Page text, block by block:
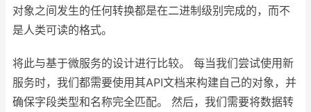
对象之间发生的任何转换都是在二进制级别完成的，而不
是人类可读的格式。
将此与基于微服务的设计进行比较。 每当我们尝试使用新
服务时，我们都需要使用其API文档来构建自己的对象，并
确保字段类型和名称完全匹配。 然后，我们需要将数据转